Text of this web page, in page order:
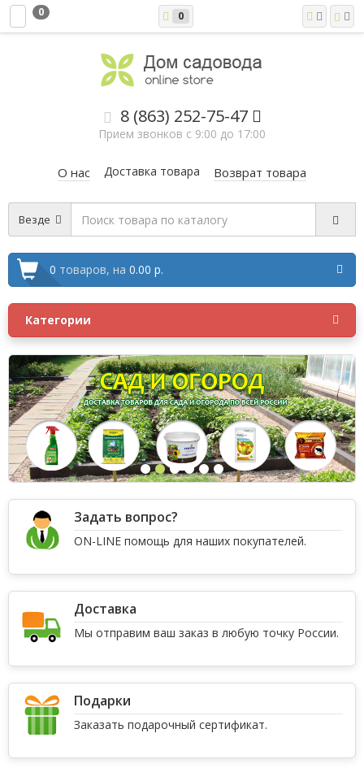
0 0
8 (863) 252-75-47
Прием звонков с 9:00 до 17:00
О нас Доставка товара Возврат товара
Везде
0 товаров, на 0.00 р.
Категории
Задать вопрос?
ON-LINE помощь для наших покупателей.
Доставка
Мы отправим ваш заказ в любую точку России.
Подарки
Заказать подарочный сертификат.